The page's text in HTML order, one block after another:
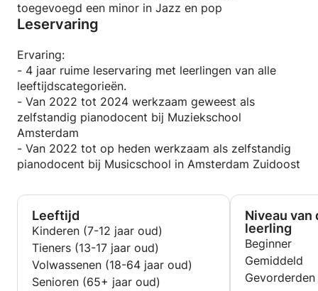
toegevoegd een minor in Jazz en pop
Leservaring
Ervaring:
- 4 jaar ruime leservaring met leerlingen van alle
leeftijdscategorieën.
- Van 2022 tot 2024 werkzaam geweest als
zelfstandig pianodocent bij Muziekschool
Amsterdam
- Van 2022 tot op heden werkzaam als zelfstandig
pianodocent bij Musicschool in Amsterdam Zuidoost
Leeftijd
Kinderen (7-12 jaar oud)
Tieners (13-17 jaar oud)
Volwassenen (18-64 jaar oud)
Senioren (65+ jaar oud)
Niveau van
leerling
Beginner
Gemiddeld
Gevorderden